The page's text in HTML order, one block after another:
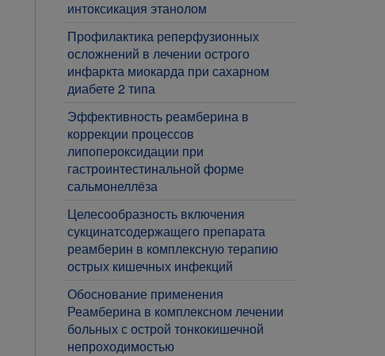
интоксикация этанолом
Профилактика реперфузионных
осложнений в лечении острого
инфаркта миокарда при сахарном
диабете 2 типа
Эффективность реамберина в
коррекции процессов
липопероксидации при
гастроинтестинальной форме
сальмонеллёза
Целесообразность включения
сукцинатсодержащего препарата
реамберин в комплексную терапию
острых кишечных инфекций
Обоснование применения
Реамберина в комплексном лечении
больных с острой тонкокишечной
непроходимостью